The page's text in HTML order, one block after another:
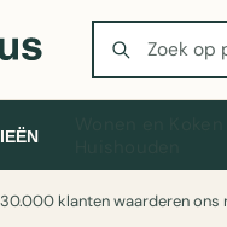
Zoeken
klanten waarderen ons